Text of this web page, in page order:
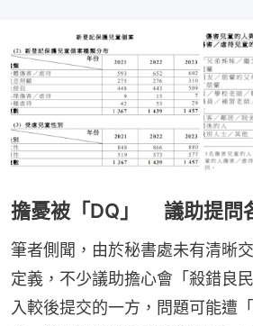
擔憂被「DQ」 議助提問
筆者側聞，由於秘書處未有清晰
定義，不少議助擔心會「殺錯良
入較後提交的一方，問題可能遭